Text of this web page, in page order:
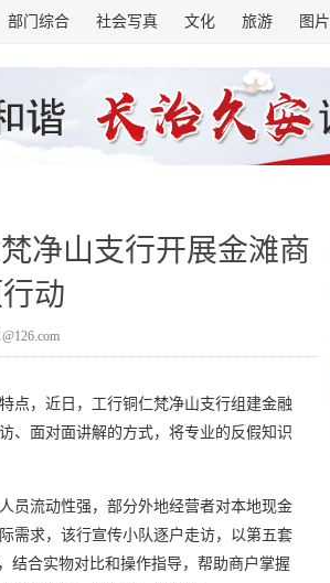
部门综合 社会写真 文化 旅游 图片
净山支行开展金滩商
动
点，近日，工行铜仁梵净山支行组建金融
、面对面讲解的方式，将专业的反假知识
员流动性强，部分外地经营者对本地现金
需求，该行宣传小队逐户走访，以第五套
结合实物对比和操作指导，帮助商户掌握